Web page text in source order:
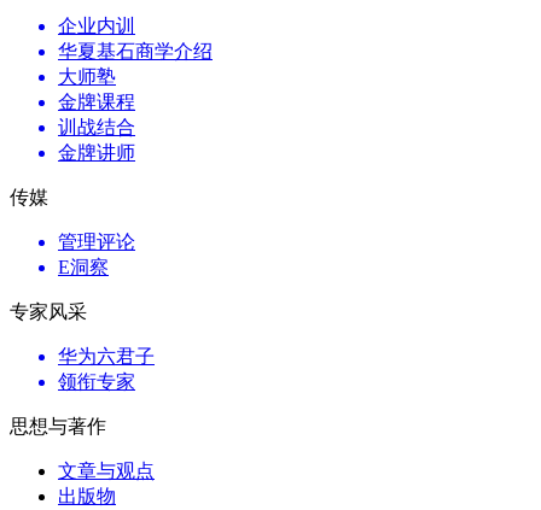
企业内训
华夏基石商学介绍
大师塾
金牌课程
训战结合
金牌讲师
传媒
管理评论
E洞察
专家风采
华为六君子
领衔专家
思想与著作
文章与观点
出版物